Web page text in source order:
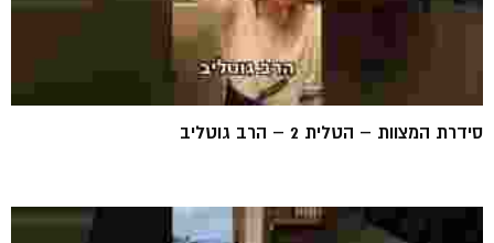
סידרת המצוות – הטלית 2 – הרב גוטליב